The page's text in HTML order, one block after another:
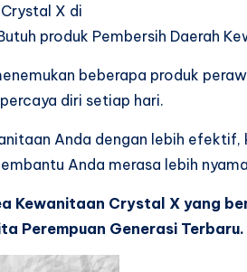
X di
produk Pembersih Daerah
beberapa produk
diri setiap hari.
Anda dengan lebih efektif,
Anda merasa lebih
Kewanitaan Crystal X yang
Perempuan Generasi Terbaru.